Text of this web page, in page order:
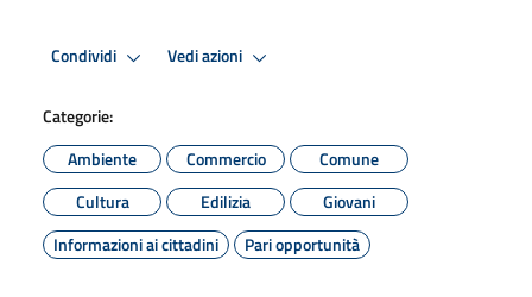
Condividi Vedi azioni
Categorie:
Ambiente
Commercio
Comune
Cultura
Edilizia
Giovani
Informazioni ai cittadini
Pari opportunità